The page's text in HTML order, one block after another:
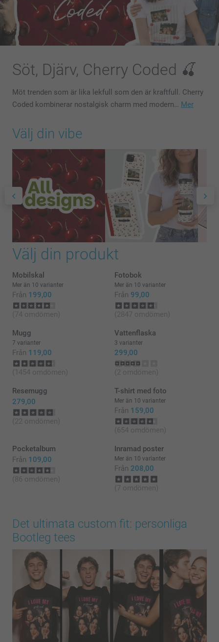
Söt, Djärv, Cherry Coded 🍒
Möt trenden som är lika lekfull som den är kraftfull. Cherry
Coded kombinerar nostalgisk charm med modern… Mer
Välj din vibe
Välj din produkt
Mobilskal
Mer än 10 varianter
Från 199,00
(74 omdömen)
Fotobok
Mer än 10 varianter
Från 99,00
(2847 omdömen)
Mugg
7 varianter
Från 119,00
(1454 omdömen)
Vattenflaska
3 varianter
299,00
(2 omdömen)
Resemugg
279,00
(22 omdömen)
T-shirt med foto
Mer än 10 varianter
Från 159,00
(654 omdömen)
Pocketalbum
Från 109,00
(86 omdömen)
Inramad poster
Mer än 10 varianter
Från 208,00
(7 omdömen)
Det ultimata custom fit: personliga
Bootleg tees